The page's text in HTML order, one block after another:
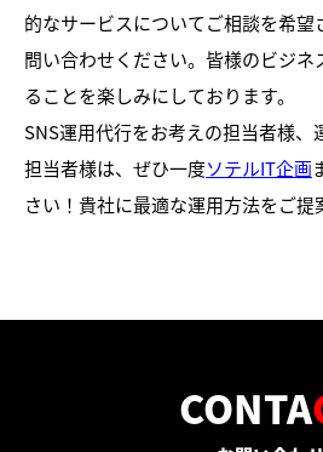
的なサービスについてご相談を希
問い合わせください。皆様のビジネ
ることを楽しみにしております。
SNS運用代行をお考えの担当者様、
担当者様は、ぜひ一度ソテルIT企画
さい！貴社に最適な運用方法をご提
CONTA